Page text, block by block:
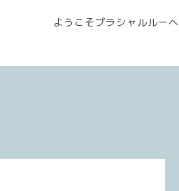
ようこそプラシャルルーへ